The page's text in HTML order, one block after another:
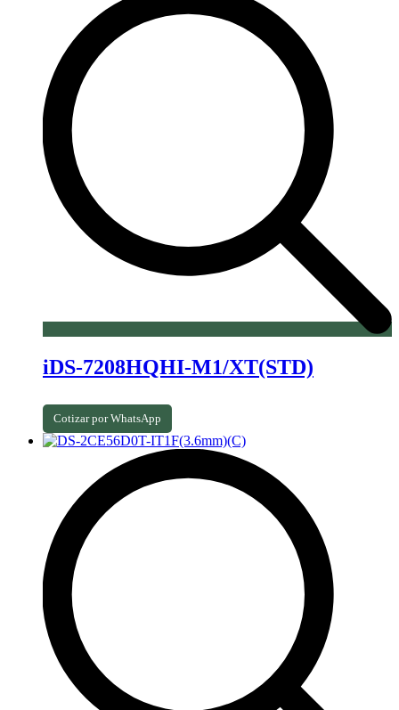
iDS-7208HQHI-M1/XT(STD)
Cotizar por WhatsApp